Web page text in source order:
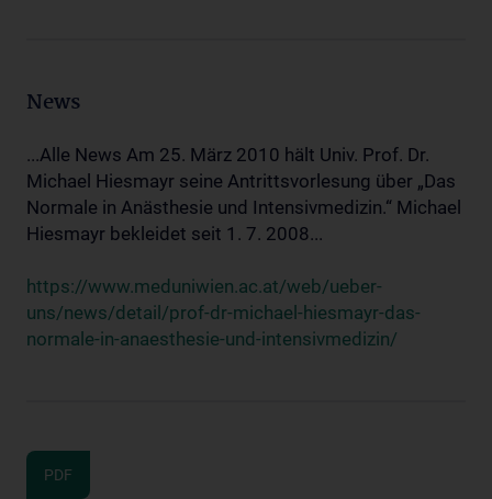
News
...Alle News Am 25. März 2010 hält Univ. Prof. Dr.
Michael Hiesmayr seine Antrittsvorlesung über „Das
Normale in Anästhesie und Intensivmedizin.“ Michael
Hiesmayr bekleidet seit 1. 7. 2008...
https://www.meduniwien.ac.at/web/ueber-
uns/news/detail/prof-dr-michael-hiesmayr-das-
normale-in-anaesthesie-und-intensivmedizin/
PDF